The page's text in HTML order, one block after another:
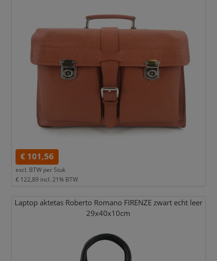
€ 101,56
excl. BTW per Stuk
€ 122,89 incl. 21% BTW
Laptop aktetas Roberto Romano FIRENZE zwart echt leer
29x40x10cm